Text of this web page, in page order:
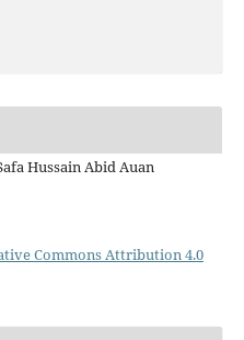
Hussain Abid Auan
Commons Attribution 4.0